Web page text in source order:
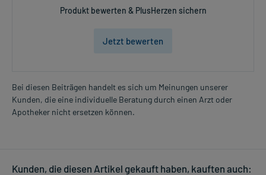
Produkt bewerten & PlusHerzen sichern
Jetzt bewerten
Bei diesen Beiträgen handelt es sich um Meinungen unserer
Kunden, die eine individuelle Beratung durch einen Arzt oder
Apotheker nicht ersetzen können.
Kunden, die diesen Artikel gekauft haben, kauften auch: